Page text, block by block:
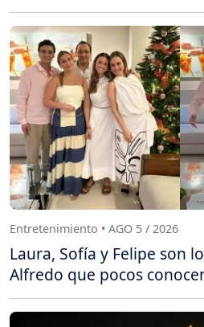
Entretenimiento • AGO 5 / 2026
Laura, Sofía y Felipe son
Alfredo que pocos